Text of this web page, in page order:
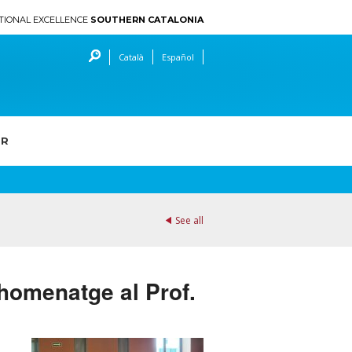
EXCELLENCE SOUTHERN CATALONIA
Català Español
See all
al Prof.